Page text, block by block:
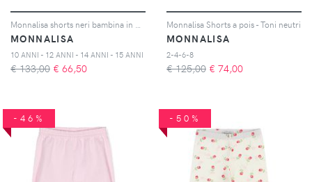
MONNALISA
10 ANNI - 12 ANNI - 14 ANNI - 15 ANNI
€ 133,00 € 66,50
Monnalisa Shorts a pois - Toni neutri
MONNALISA
2-4-6-8
€ 125,00 € 74,00
-46% -50%